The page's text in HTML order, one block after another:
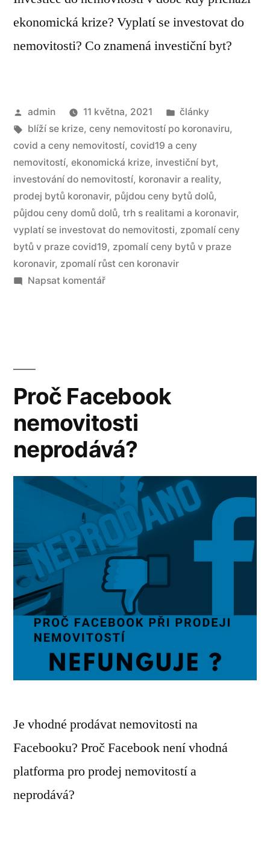
ekonomická krize? Vyplatí se investovat do
nemovitosti? Co znamená investiční byt?
admin 11 května, 2021
články
blíží se krize, ceny nemovitostí po koronaviru,
covid a ceny nemovitostí, covid19 a ceny
nemovitostí, ekonomická krize, investiční byt,
investování do nemovitostí, koronavir a reality,
prodej bytů koronavir, půjdou ceny bytů dolů,
půjdou ceny domů dolů, trh s realitami a koronavir,
vyplatí se investovat do nemovitosti, zpomalí ceny
bytů v praze covid19, zpomalí ceny bytů v praze
koronavir, zpomalí růst cen koronavir
Napsat komentář
Proč Facebook
nemovitosti
neprodává?
Je vhodné prodávat nemovitosti na
Facebooku? Proč Facebook není vhodná
platforma pro prodej nemovitostí a
neprodává?